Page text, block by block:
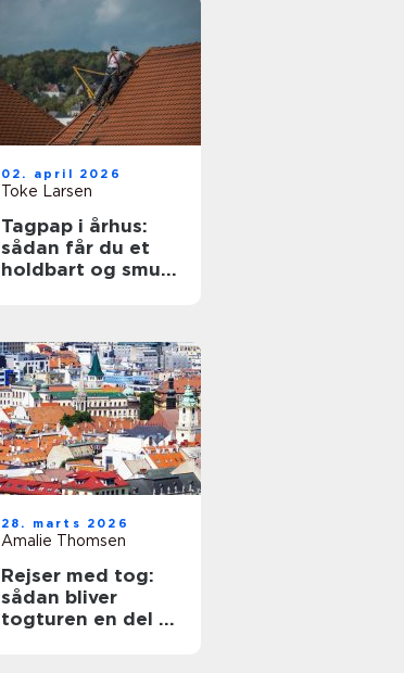
02. april 2026
Toke Larsen
Tagpap i århus:
sådan får du et
holdbart og smukt
28. marts 2026
Amalie Thomsen
Rejser med tog:
sådan bliver
togturen en del af